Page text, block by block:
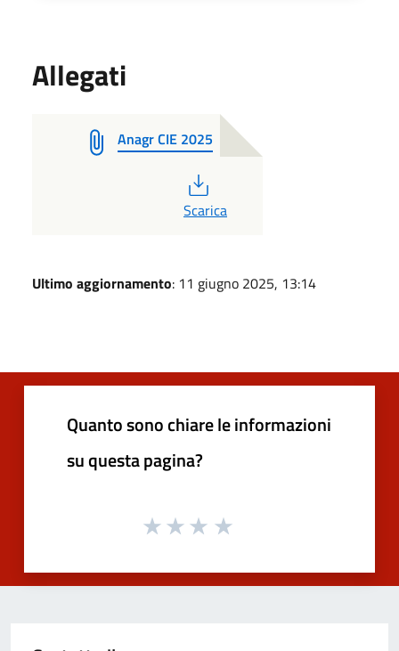
Allegati
Anagr CIE 2025
PDF
Scarica
Ultimo aggiornamento: 11 giugno 2025, 13:14
Quanto sono chiare le informazioni
su questa pagina?